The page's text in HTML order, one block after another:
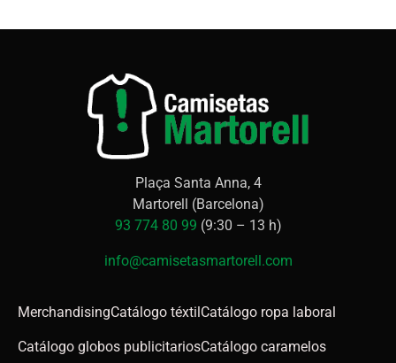
Plaça Santa Anna, 4
Martorell (Barcelona)
93 774 80 99 (9:30 – 13 h)
info@camisetasmartorell.com
MerchandisingCatálogo téxtil Catálogo ropa laboral
Catálogo globos publicitariosCatálogo caramelos